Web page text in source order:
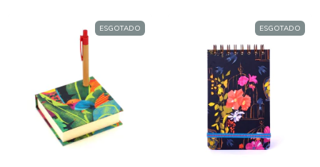
ESGOTADO ESGOTADO